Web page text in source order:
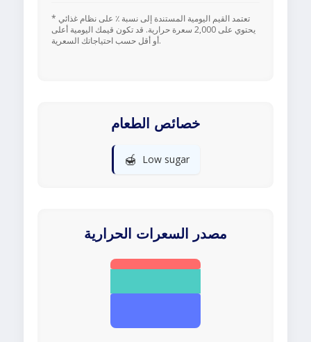
* تعتمد القيم اليومية المستندة إلى نسبة ٪ على نظام غذائي
يحتوي على 2,000 سعرة حرارية. قد تكون قيمك اليومية أعلى
أو أقل حسب احتياجاتك السعرية.
خصائص الطعام
🍯 Low sugar
مصدر السعرات الحرارية